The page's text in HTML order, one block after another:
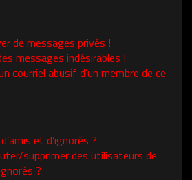
de messages privés !
messages indésirables !
courriel abusif d’un membre de ce
et d’ignorés ?
supprimer des utilisateurs de
?